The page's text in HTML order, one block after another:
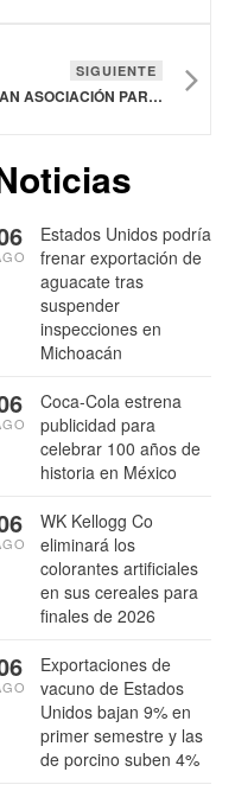
SIGUIENTE
UNILEVER Y GOOGLE CLOUD ANUNCIAN ASOCIACIÓN PARA ACELERAR LA TRANSFORMACIÓN COMERCIAL
Estados Unidos podría
frenar exportación de
aguacate tras
suspender
inspecciones en
Michoacán
Coca-Cola estrena
publicidad para
celebrar 100 años de
historia en México
WK Kellogg Co
eliminará los
colorantes artificiales
en sus cereales para
finales de 2026
Exportaciones de
vacuno de Estados
Unidos bajan 9% en
primer semestre y las
de porcino suben 4%